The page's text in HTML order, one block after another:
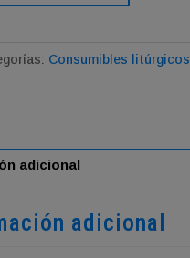
Consumibles litúrgicos
adicional
adicional